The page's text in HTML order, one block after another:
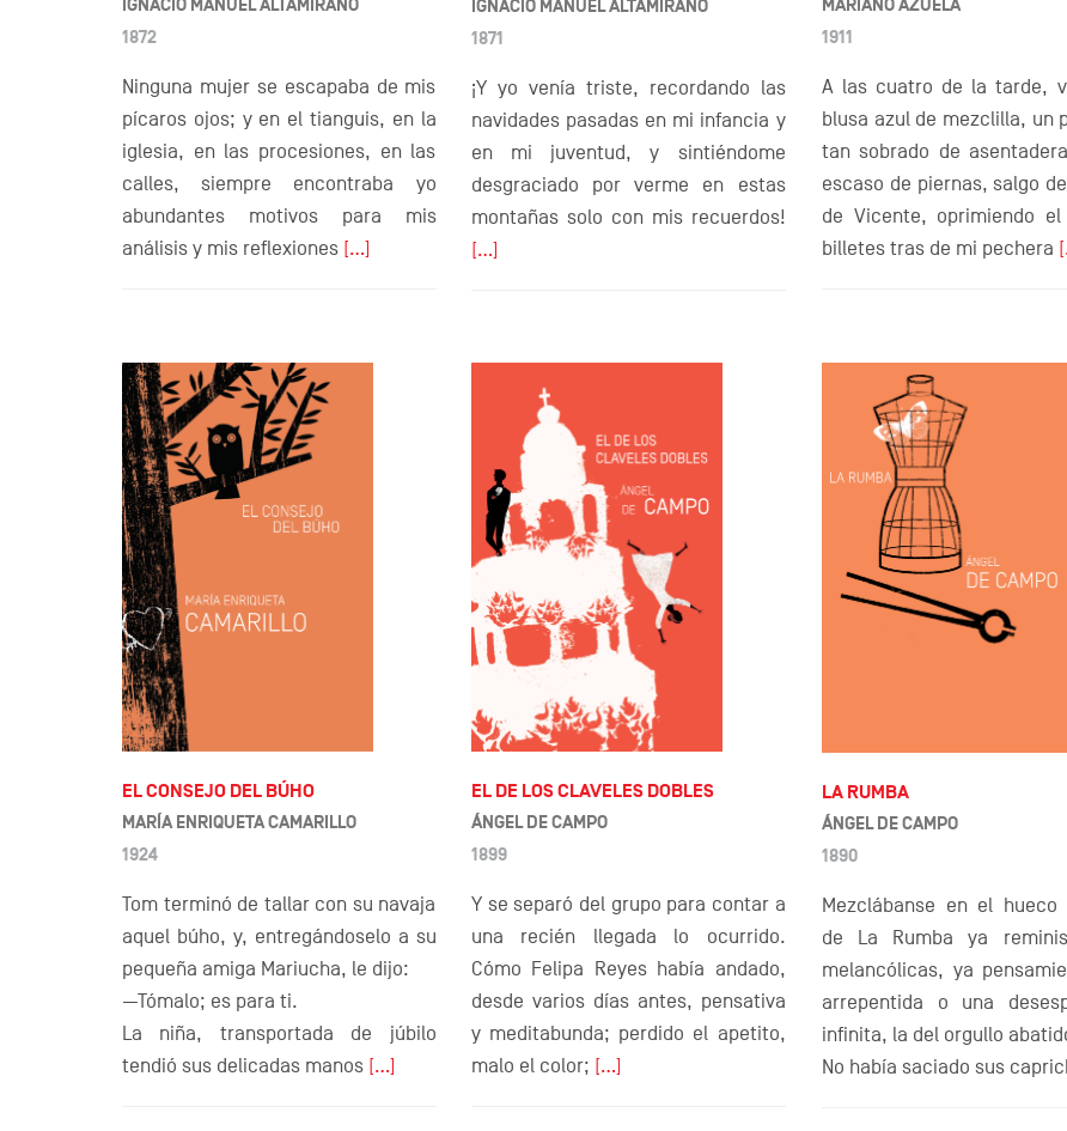
IGNACIO MANUEL ALTAMIRANO
1872
Ninguna mujer se escapaba de mis
pícaros ojos; y en el tianguis, en la
iglesia, en las procesiones, en las
calles, siempre encontraba yo
abundantes motivos para mis
análisis y mis reflexiones […]
IGNACIO MANUEL ALTAMIRANO
1871
¡Y yo venía triste, recordando las
navidades pasadas en mi infancia y
en mi juventud, y sintiéndome
desgraciado por verme en estas
montañas solo con mis recuerdos!
[…]
MARIANO AZUELA
1911
A las cuatro de la tarde,
blusa azul de mezclilla, un
tan sobrado de
escaso de piernas, salgo
de Vicente, oprimiendo
billetes tras de mi pechera
EL CONSEJO DEL BÚHO
MARÍA ENRIQUETA CAMARILLO
1924
Tom terminó de tallar con su navaja
aquel búho, y, entregándoselo a su
pequeña amiga Mariucha, le dijo:
—Tómalo; es para ti.
La niña, transportada de júbilo
tendió sus delicadas manos […]
EL DE LOS CLAVELES DOBLES
ÁNGEL DE CAMPO
1899
Y se separó del grupo para contar a
una recién llegada lo ocurrido.
Cómo Felipa Reyes había andado,
desde varios días antes, pensativa
y meditabunda; perdido el apetito,
malo el color; […]
LA RUMBA
ÁNGEL DE CAMPO
1890
Mezclábanse en el hueco
de La Rumba ya
melancólicas, ya
arrepentida o una
infinita, la del orgullo
No había saciado sus